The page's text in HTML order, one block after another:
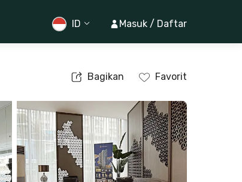
ID Masuk / Daftar
Bagikan Favorit